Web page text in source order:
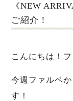
《NEW
ご紹介！
こんにちは！フ
今週ファルベ
す！